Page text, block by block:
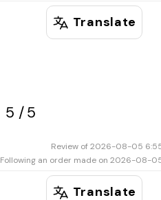
Translate
Review of 2026-08-05
Following an order made on 2026-08-
Translate